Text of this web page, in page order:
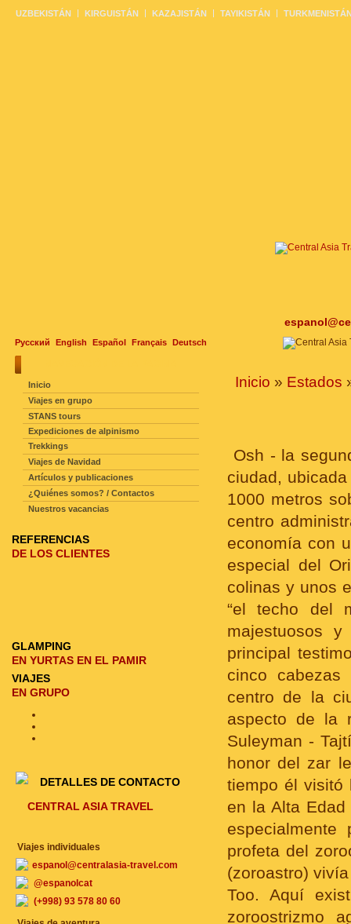
Русский English Español Français Deutsch
UZBEKISTÁN KIRGUISTÁN KAZAJISTÁN TAYIKISTÁN
Inicio » Estados
Osh - la
ciudad,
1000 metros
centro
economía con
especial del
colinas y unos
“el techo del
majestuosos
principal
cinco
centro de la
aspecto de la
Suleyman -
honor del zar
tiempo él visitó
en la Alta
profeta del
(zoroastro)
Too. Aquí
zoroostrizmo
Inicio
Viajes en grupo
STANS tours
Expediciones de alpinismo
Trekkings
Viajes de Navidad
Artículos y publicaciones
¿Quiénes somos? / Contactos
Nuestros vacancias
REFERENCIAS
DE LOS CLIENTES
GLAMPING
EN YURTAS EN EL PAMIR
VIAJES
EN GRUPO
DETALLES DE CONTACTO
CENTRAL ASIA TRAVEL
Viajes individuales
espanol@centralasia-travel.com
@espanolcat
(+998) 93 578 80 60